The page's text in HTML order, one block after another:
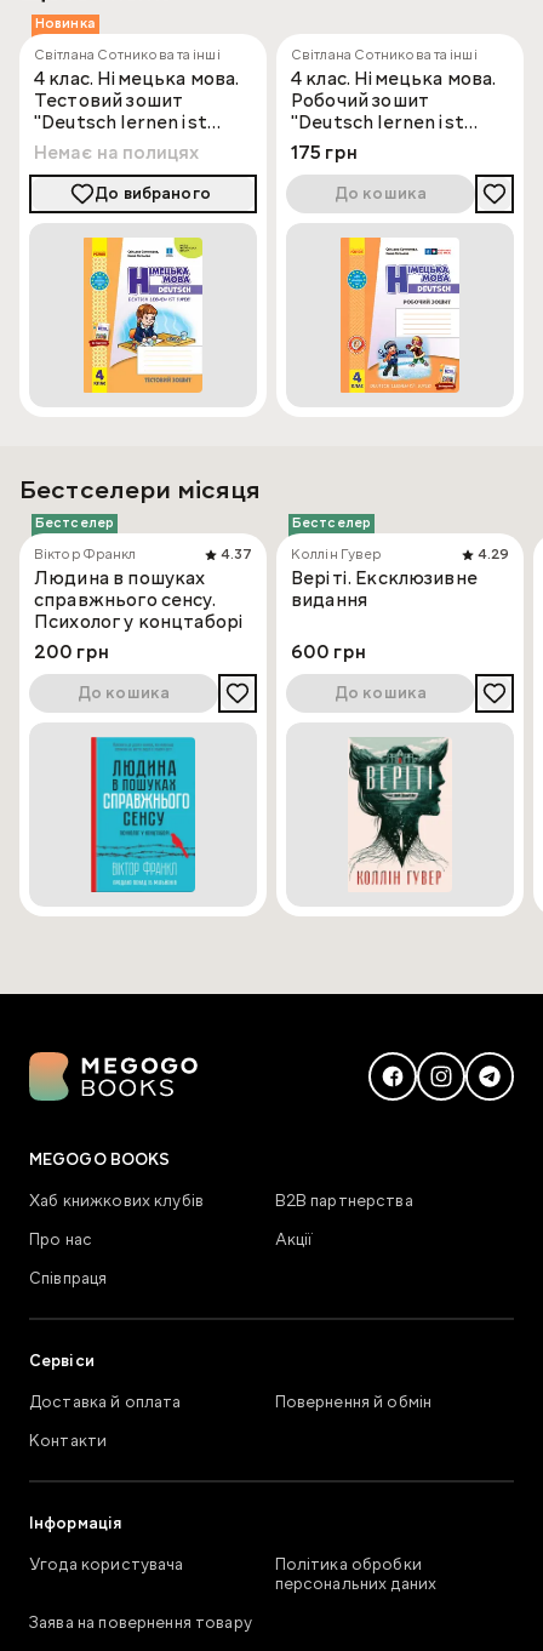
Новинка
Світлана Сотникова та інші
4 клас. Німецька мова.
Тестовий зошит
"Deutsch lernen ist
super!"
Немає на полицях
До вибраного
Світлана Сотникова та інші
4 клас. Німецька мова.
Робочий зошит
"Deutsch lernen ist
super!"
175 грн
До кошика
Бестселери місяця
Бестселер
Віктор Франкл
4.37
Людина в пошуках
справжнього сенсу.
Психолог у концтаборі
200 грн
До кошика
Бестселер
Коллін Гувер
4.29
Веріті. Ексклюзивне
видання
600 грн
До кошика
MEGOGO BOOKS
Хаб книжкових клубів
В2В партнерства
Про нас
Акції
Співпраця
Сервіси
Доставка й оплата
Повернення й обмін
Контакти
Інформація
Угода користувача
Політика обробки
персональних даних
Заява на повернення товару